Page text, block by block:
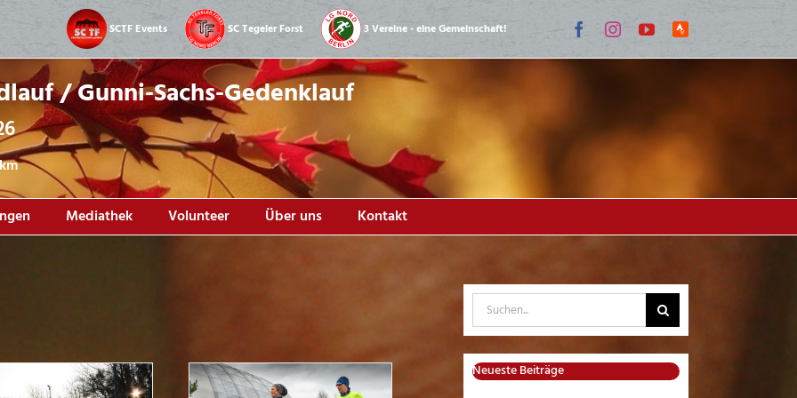
SCTF Events SC Tegeler Forst 3 Vereine - eine Gemeinschaft! FacebookInstagram
YouTube
Strava
Community
/ Gunni-Sachs-Gedenklauf
Mediathek Volunteer Über uns Kontakt
Suche
nach:
Neueste Beiträge